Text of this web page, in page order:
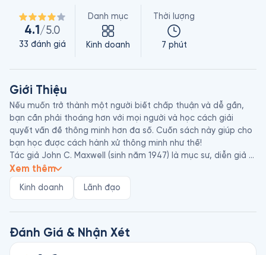
4.1 /5.0
33 đánh giá
Danh mục
Kinh doanh
Thời lượng
7 phút
Giới Thiệu
Nếu muốn trở thành một người biết chấp thuận và dễ gần,
bạn cần phải thoáng hơn với mọi người và học cách giải
quyết vấn đề thông minh hơn đa số. Cuốn sách này giúp cho
bạn học được cách hành xử thông minh như thế!
Tác giả John C. Maxwell (sinh năm 1947) là mục sư, diễn giả
uy tín với hơn 20 năm kinh nghiệm nghiên cứu và giảng dạy về
tác giả có nhiều đầu sách về chủ đề lãnh đạo nhất trên
bán ra. Maxwell sáng lập John Maxwell Company, John
Maxwell Team và EQUIP, một tổ chức phi lợi nhuận đã đào
Xem thêm
Kinh doanh Lãnh đạo
Đánh Giá & Nhận Xét